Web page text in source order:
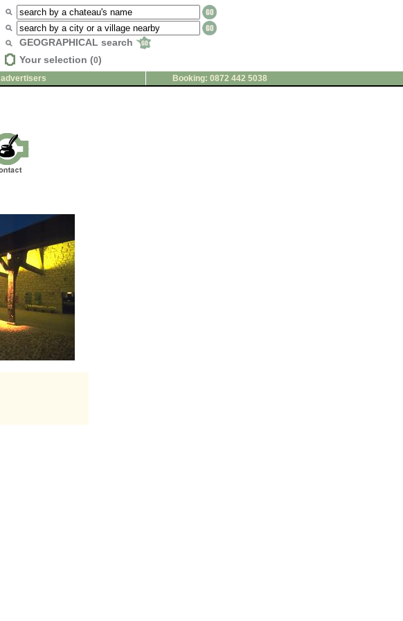
GEOGRAPHICAL search
Your selection (0)
advertisers
Booking: 0872 442 5038